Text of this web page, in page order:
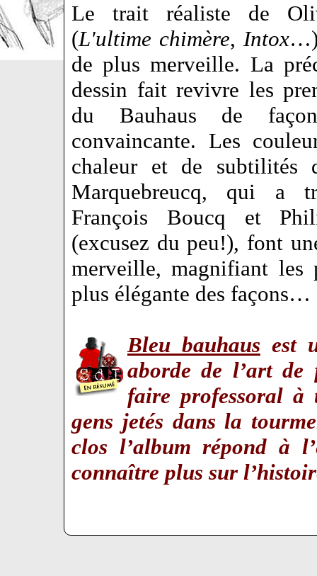
Le trait réaliste de
(L'ultime chimère,Intox
de plus merveille. La
dessin fait revivre les
du Bauhaus de
convaincante. Les
chaleur et de subtilités
Marquebreucq, qui a
François Boucq et
(excusez du peu!), font
merveille, magnifiant les
plus élégante des façons…
Bleu bauhaus est
aborde de l’art de
faire professoral à
gens jetés dans la
clos l’album répond à
connaître plus sur